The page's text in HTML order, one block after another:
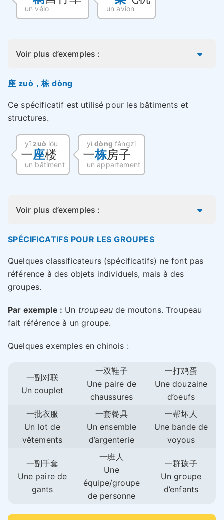
un vélo un avion
Voir plus d’exemples :
座 zuò，栋 dòng
Ce spécificatif est utilisé pour les bâtiments et
structures.
yī zuò lóu
一座楼
un bâtiment
yídòng fángzi
一栋房子
un appartement
Voir plus d’exemples :
SPÉCIFICATIFS POUR LES GROUPES
Quelques classificateurs (spécificatifs) ne font pas
référence à des objets individuels, mais à des
groupes.
Par exemple : Un troupeau de moutons. Troupeau
fait référence à un groupe.
Quelques exemples en chinois :
一副对联
Un couplet
一双鞋子
Une paire de
chaussures
一打鸡蛋
Une douzaine
d’oeufs
一批衣服
Un lot de
vêtements
一套餐具
Un ensemble
d’argenterie
一帮坏人
Une bande de
voyous
一副手套
Une paire de
gants
一班人
Une
équipe/groupe
de personne
一群孩子
Un groupe
d’enfants